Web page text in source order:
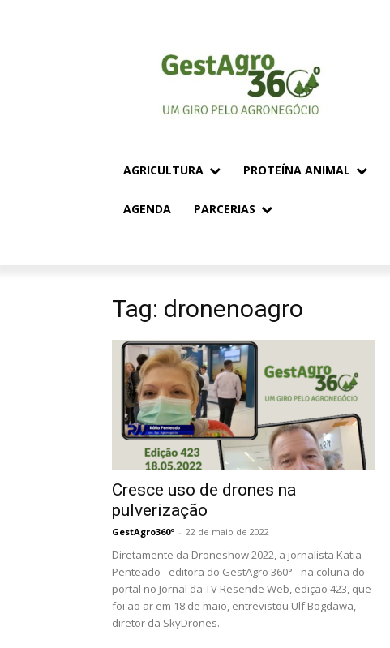
AGRICULTURA PROTEÍNA ANIMAL
AGENDA PARCERIAS
Tag: dronenoagro
Cresce uso de drones na
pulverização
GestAgro360º - 22 de maio de 2022
Diretamente da Droneshow 2022, a jornalista Katia
Penteado - editora do GestAgro 360° - na coluna do
portal no Jornal da TV Resende Web, edição 423, que
foi ao ar em 18 de maio, entrevistou Ulf Bogdawa,
diretor da SkyDrones.